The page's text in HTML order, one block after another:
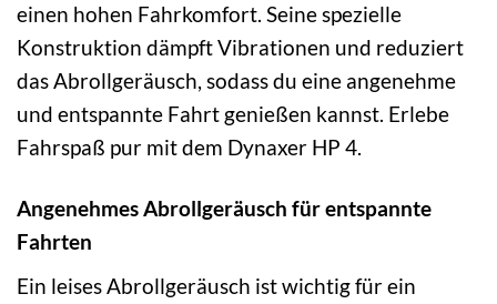
einen hohen Fahrkomfort. Seine spezielle
Konstruktion dämpft Vibrationen und reduziert
das Abrollgeräusch, sodass du eine angenehme
und entspannte Fahrt genießen kannst. Erlebe
Fahrspaß pur mit dem Dynaxer HP 4.
Angenehmes Abrollgeräusch für entspannte
Fahrten
Ein leises Abrollgeräusch ist wichtig für ein